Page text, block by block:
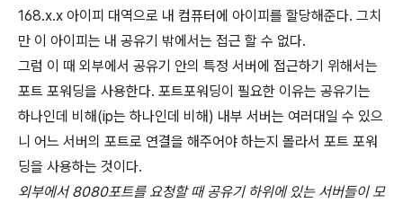
168.x.x 아이피 대역으로 내 컴퓨터에 아이피를 할당해준다. 그치
만 이 아이피는 내 공유기 밖에서는 접근 할 수 없다.
그럼 이 때 외부에서 공유기 안의 특정 서버에 접근하기 위해서는
포트 포워딩을 사용한다. 포트포워딩이 필요한 이유는 공유기는
하나인데 비해(ip는 하나인데 비해) 내부 서버는 여러대일 수 있으
니 어느 서버의 포트로 연결을 해주어야 하는지 몰라서 포트 포워
딩을 사용하는 것이다.
외부에서 8080포트를 요청할 때 공유기 하위에 있는 서버들이 모